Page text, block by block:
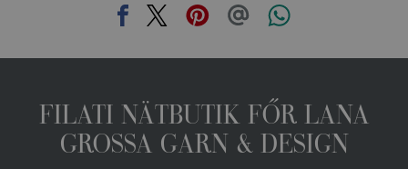
FILATI NÄTBUTIK FŐR LANA
GROSSA GARN & DESIGN